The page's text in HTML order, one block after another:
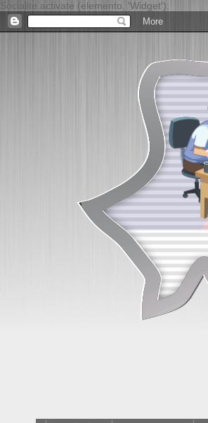
Socialite.activate (elemento, 'Widget');